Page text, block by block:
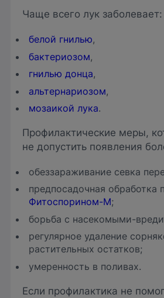
Чаще всего лук заболевает:
белой гнилью,
бактериозом,
гнилью донца,
альтернариозом,
мозаикой лука.
Профилактические меры,
не допустить появления
обеззараживание севка
предпосадочная обработка
Фитоспорином-М;
борьба с насекомыми-
регулярное удаление
растительных остатков;
умеренность в поливах.
Если профилактика не